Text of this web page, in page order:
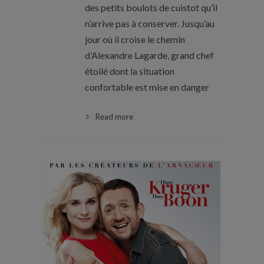
des petits boulots de cuistot qu’il
n’arrive pas à conserver. Jusqu’au
jour où il croise le chemin
d’Alexandre Lagarde, grand chef
étoilé dont la situation
confortable est mise en danger
Read more